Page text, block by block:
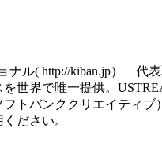
ル( http://kiban.jp） 代
世界で唯一提供。
バンククリエイティブ
ださい。